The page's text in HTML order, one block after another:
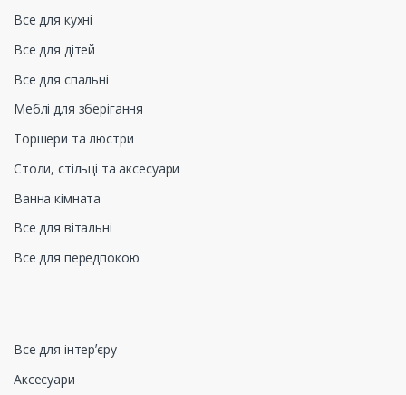
Все для кухні
Все для дітей
Все для спальні
Меблі для зберігання
Торшери та люстри
Столи, стільці та аксесуари
Ванна кімната
Все для вітальні
Все для передпокою
Все для інтерʼєру
Аксесуари